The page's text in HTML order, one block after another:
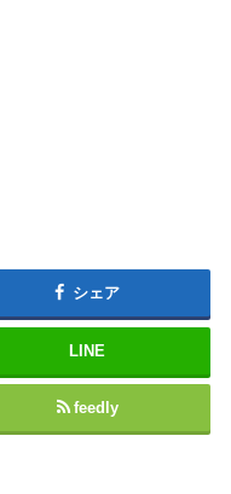
シェア
LINE
feedly